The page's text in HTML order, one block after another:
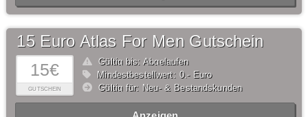
15€
GUTSCHEIN
15 Euro Atlas For Men Gutschein
Gültig bis: Abgelaufen
Mindestbestellwert: 0,- Euro
Gültig für: Neu- & Bestandskunden